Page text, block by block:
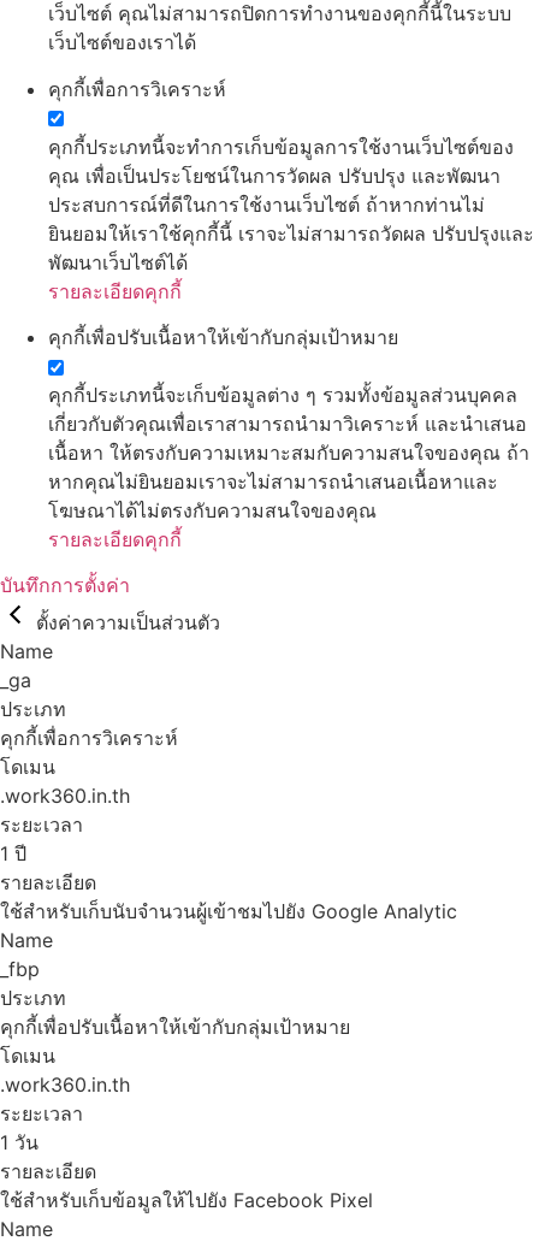
เว็บไซต์ คุณไม่สามารถปิดการทำงานของคุกกี้นี้ในระบบ
เว็บไซต์ของเราได้
คุกกี้เพื่อการวิเคราะห์
คุกกี้ประเภทนี้จะทำการเก็บข้อมูลการใช้งานเว็บไซต์ของ
คุณ เพื่อเป็นประโยชน์ในการวัดผล ปรับปรุง และพัฒนา
ประสบการณ์ที่ดีในการใช้งานเว็บไซต์ ถ้าหากท่านไม่
ยินยอมให้เราใช้คุกกี้นี้ เราจะไม่สามารถวัดผล ปรับปรุงและ
พัฒนาเว็บไซต์ได้
รายละเอียดคุกกี้
คุกกี้เพื่อปรับเนื้อหาให้เข้ากับกลุ่มเป้าหมาย
คุกกี้ประเภทนี้จะเก็บข้อมูลต่าง ๆ รวมทั้งข้อมูลส่วนบุคคล
เกี่ยวกับตัวคุณเพื่อเราสามารถนำมาวิเคราะห์ และนำเสนอ
เนื้อหา ให้ตรงกับความเหมาะสมกับความสนใจของคุณ ถ้า
หากคุณไม่ยินยอมเราจะไม่สามารถนำเสนอเนื้อหาและ
โฆษณาได้ไม่ตรงกับความสนใจของคุณ
รายละเอียดคุกกี้
บันทึกการตั้งค่า
ตั้งค่าความเป็นส่วนตัว
Name
_ga
ประเภท
คุกกี้เพื่อการวิเคราะห์
โดเมน
.work360.in.th
ระยะเวลา
1 ปี
รายละเอียด
ใช้สำหรับเก็บนับจำนวนผู้เข้าชมไปยัง Google Analytic
Name
_fbp
ประเภท
คุกกี้เพื่อปรับเนื้อหาให้เข้ากับกลุ่มเป้าหมาย
โดเมน
.work360.in.th
ระยะเวลา
1 วัน
รายละเอียด
ใช้สำหรับเก็บข้อมูลให้ไปยัง Facebook Pixel
Name